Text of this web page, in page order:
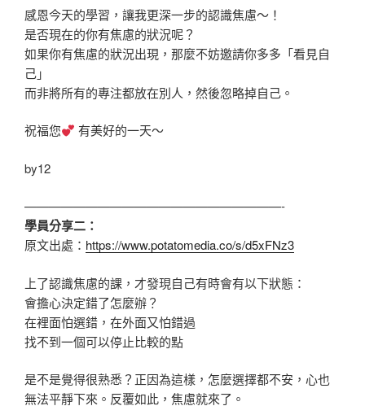
感恩今天的學習，讓我更深一步的認識焦慮～！
是否現在的你有焦慮的狀況呢？
如果你有焦慮的狀況出現，那麼不妨邀請你多多「看見自
己」
而非將所有的專注都放在別人，然後忽略掉自己。
祝福您 有美好的一天～
by12
—————————————————————-
學員分享二：
原文出處： https://www.potatomedia.co/s/d5xFNz3
上了認識焦慮的課，才發現自己有時會有以下狀態：
會擔心決定錯了怎麼辦？
在裡面怕選錯，在外面又怕錯過
找不到一個可以停止比較的點
是不是覺得很熟悉？正因為這樣，怎麼選擇都不安，心也
無法平靜下來。反覆如此，焦慮就來了。